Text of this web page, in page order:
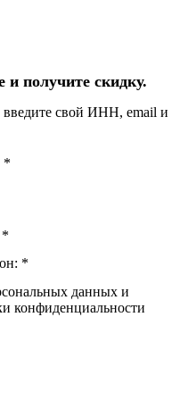
и получите скидку.
введите свой ИНН, email и
*
*
*
данных и
конфиденциальности